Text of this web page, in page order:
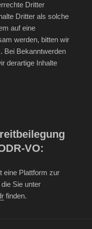
Dritter
Dritter als solche
auf eine
werden, bitten wir
Bei Bekanntwerden
derartige Inhalte
VO:
eine Plattform zur
Sie unter
finden.